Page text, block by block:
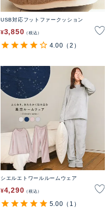
USB対応フットファークッション
¥3,850 税込
4.00 （2）
シエルエトワールルームウェア
¥4,290 税込
5.00 （1）